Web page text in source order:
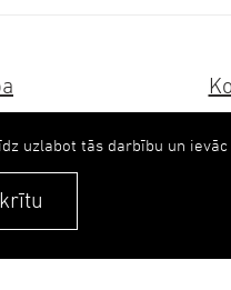
uzlabot tās darbību un